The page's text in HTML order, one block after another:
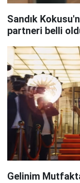
Sandık
partneri belli
Gelinim